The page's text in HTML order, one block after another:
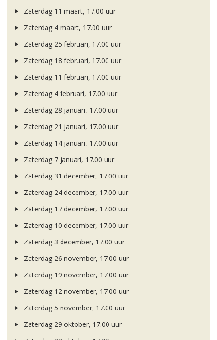
Zaterdag 11 maart, 17.00 uur
Zaterdag 4 maart, 17.00 uur
Zaterdag 25 februari, 17.00 uur
Zaterdag 18 februari, 17.00 uur
Zaterdag 11 februari, 17.00 uur
Zaterdag 4 februari, 17.00 uur
Zaterdag 28 januari, 17.00 uur
Zaterdag 21 januari, 17.00 uur
Zaterdag 14 januari, 17.00 uur
Zaterdag 7 januari, 17.00 uur
Zaterdag 31 december, 17.00 uur
Zaterdag 24 december, 17.00 uur
Zaterdag 17 december, 17.00 uur
Zaterdag 10 december, 17.00 uur
Zaterdag 3 december, 17.00 uur
Zaterdag 26 november, 17.00 uur
Zaterdag 19 november, 17.00 uur
Zaterdag 12 november, 17.00 uur
Zaterdag 5 november, 17.00 uur
Zaterdag 29 oktober, 17.00 uur